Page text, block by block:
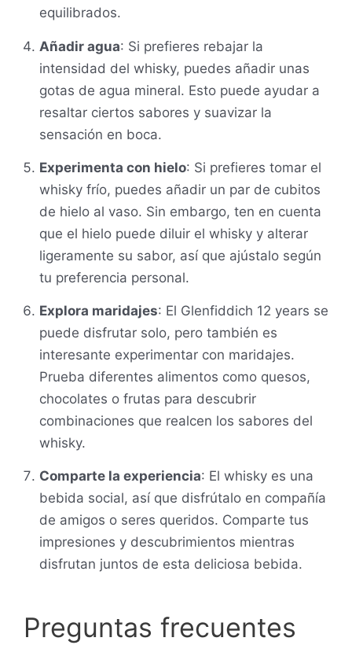
equilibrados.
Añadir agua: Si prefieres rebajar la
intensidad del whisky, puedes añadir unas
gotas de agua mineral. Esto puede ayudar a
resaltar ciertos sabores y suavizar la
sensación en boca.
Experimenta con hielo: Si prefieres tomar el
whisky frío, puedes añadir un par de cubitos
de hielo al vaso. Sin embargo, ten en cuenta
que el hielo puede diluir el whisky y alterar
ligeramente su sabor, así que ajústalo según
tu preferencia personal.
Explora maridajes: El Glenfiddich 12 years se
puede disfrutar solo, pero también es
interesante experimentar con maridajes.
Prueba diferentes alimentos como quesos,
chocolates o frutas para descubrir
combinaciones que realcen los sabores del
whisky.
Comparte la experiencia: El whisky es una
bebida social, así que disfrútalo en compañía
de amigos o seres queridos. Comparte tus
impresiones y descubrimientos mientras
disfrutan juntos de esta deliciosa bebida.
Preguntas frecuentes